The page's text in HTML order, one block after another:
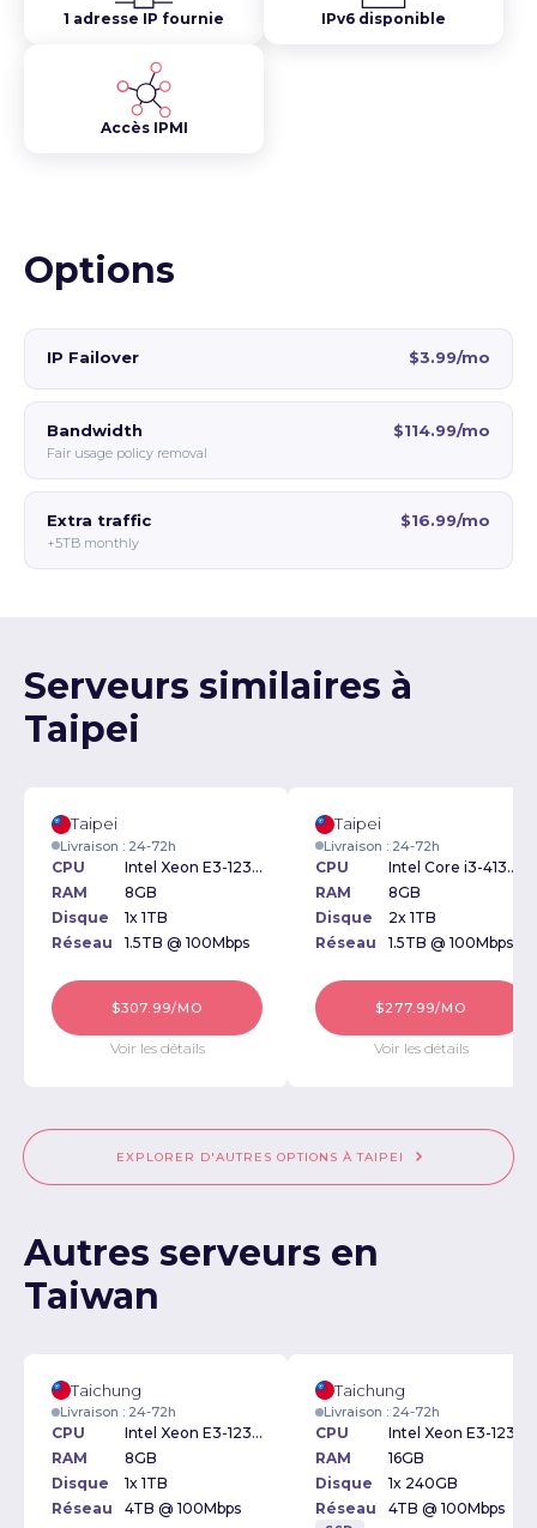
1 adresse IP fournie IPv6 disponible
Accès IPMI
Options
IP Failover $3.99/mo
Bandwidth
Fair usage policy removal
$114.99/mo
Extra traffic
+5TB monthly
$16.99/mo
Serveurs similaires à
Taipei
Taipei
Livraison : 24-72h
CPU
Intel Xeon E3-1230 3.20GHz
RAM
8GB
Disque
1x 1TB
Réseau
1.5TB @ 100Mbps
$307.99/MO
Voir les détails
Taipei
Livraison : 24-72h
CPU
Intel Core i3-4130 3.40GHz
RAM
8GB
Disque
2x 1TB
Réseau
1.5TB @ 100Mbps
$277.99/MO
Voir les détails
EXPLORER D'AUTRES OPTIONS À TAIPEI
Autres serveurs en
Taiwan
Taichung
Livraison : 24-72h
CPU
Intel Xeon E3-1230v2 3.30GHz
RAM
8GB
Disque
1x 1TB
Réseau
4TB @ 100Mbps
Taichung
Livraison : 24-72h
CPU
RAM
16GB
Disque
1x 240GB
Réseau
4TB @ 100Mbps